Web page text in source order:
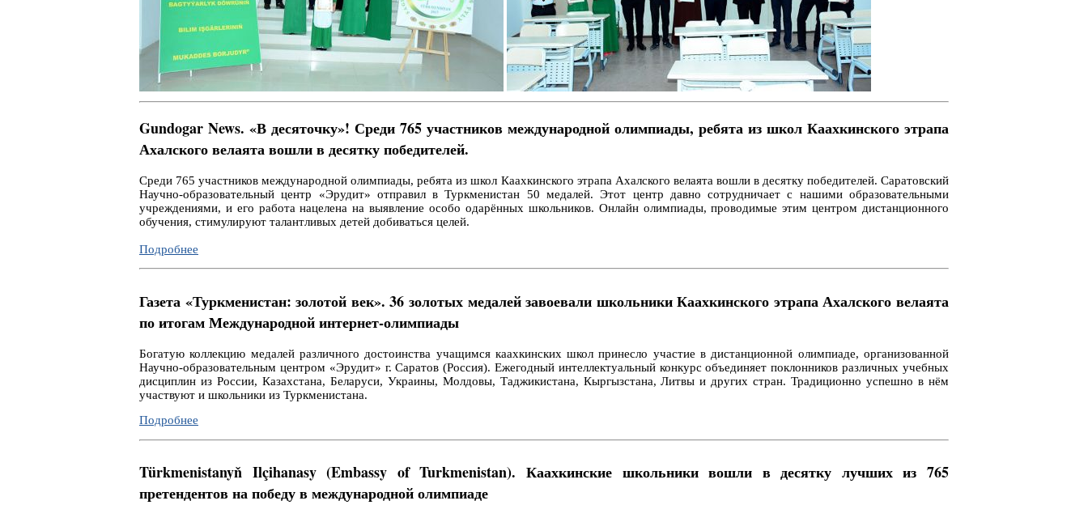
Gundogar News. «В десяточку»! Среди 765 участников международной олимпиады, ребята из школ Каахкинского этрапа
Ахалского велаята вошли в десятку победителей.
Среди 765 участников международной олимпиады, ребята из школ Каахкинского этрапа Ахалского велаята вошли в десятку победителей. Саратовский
Научно-образовательный центр «Эрудит» отправил в Туркменистан 50 медалей. Этот центр давно сотрудничает с нашими образовательными
учреждениями, и его работа нацелена на выявление особо одарённых школьников. Онлайн олимпиады, проводимые этим центром дистанционного
обучения, стимулируют талантливых детей добиваться целей.
Подробнее
Газета «Туркменистан: золотой век». 36 золотых медалей завоевали школьники Каахкинского этрапа Ахалского велаята
по итогам Международной интернет-олимпиады
Богатую коллекцию медалей различного достоинства учащимся каахкинских школ принесло участие в дистанционной олимпиаде, организованной
Научно-образовательным центром «Эрудит» г. Саратов (Россия). Ежегодный интеллектуальный конкурс объединяет поклонников различных учебных
дисциплин из России, Казахстана, Беларуси, Украины, Молдовы, Таджикистана, Кыргызстана, Литвы и других стран. Традиционно успешно в нём
участвуют и школьники из Туркменистана.
Подробнее
Türkmenistanyň Ilçihanasy (Embassy of Turkmenistan). Каахкинские школьники вошли в десятку лучших из 765
претендентов на победу в международной олимпиаде